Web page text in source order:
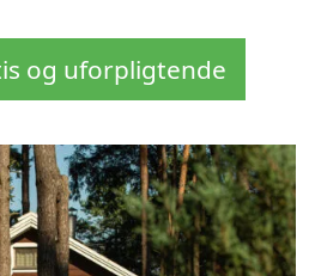
og uforpligtende